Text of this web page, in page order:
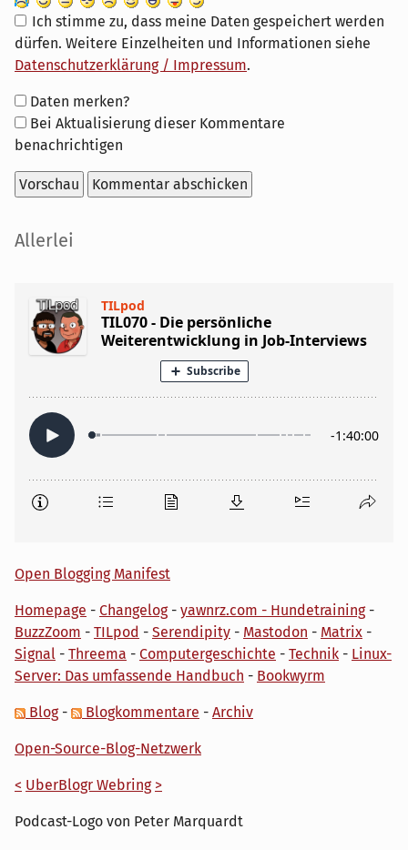
Ich stimme zu, dass meine Daten gespeichert werden
dürfen. Weitere Einzelheiten und Informationen siehe
Datenschutzerklärung / Impressum.
Formular-
Optionen
Daten merken?
Bei Aktualisierung dieser Kommentare
benachrichtigen
Seitenleiste
Allerlei
Open Blogging Manifest
Homepage - Changelog- yawnrz.com - Hundetraining-
BuzzZoom - TILpod - Serendipity - Mastodon - Matrix -
Signal - Threema - Computergeschichte - Technik - Linux-
Server: Das umfassende Handbuch - Bookwyrm
Blog- Blogkommentare - Archiv
Open-Source-Blog-Netzwerk
< UberBlogr Webring >
Podcast-Logo von Peter Marquardt